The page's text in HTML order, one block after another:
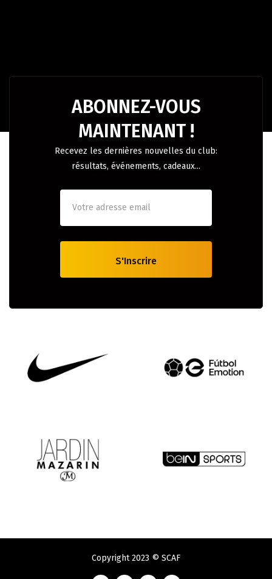
ABONNEZ-VOUS
MAINTENANT !
Recevez les dernières nouvelles du club:
résultats, événements, cadeaux...
Copyright 2023 © SCAF